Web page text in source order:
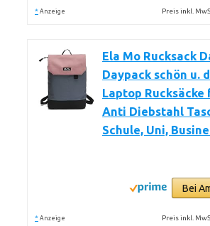
* Anzeige Preis inkl.
Ela Mo Rucksack
Daypack schön u.
Laptop Rucksäcke
Anti Diebstahl
Schule, Uni,
Bei
* Anzeige Preis inkl.